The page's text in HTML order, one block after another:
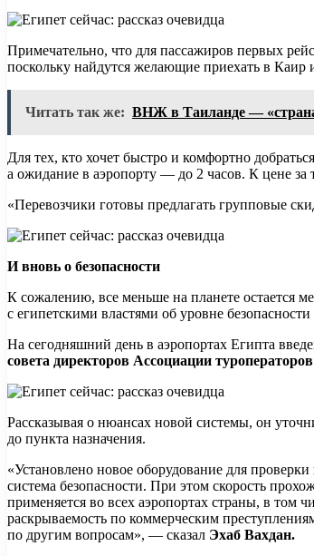
Примечательно, что для пассажиров первых
поскольку найдутся желающие приехать в Каир
Читать так же: ВНЖ в Таиланде —
Для тех, кто хочет быстро и комфортно
а ожидание в аэропорту — до 2 часов. К цене
«Перевозчики готовы предлагать групповые
И вновь о безопасности
К сожалению, все меньше на планете остается
с египетскими властями об уровне
На сегодняшний день в аэропортах Египта
совета директоров Ассоциации
Рассказывая о нюансах новой системы, он
до пункта назначения.
«Установлено новое оборудование для
система безопасности. При этом скорость
применяется во всех аэропортах страны, в том
раскрываемость по коммерческим
по другим вопросам», — сказал Эхаб Вахдан.